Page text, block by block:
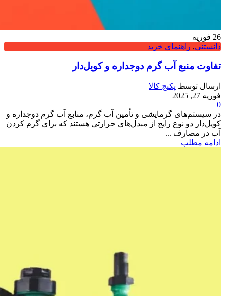
26 فوریه
دانستنی, راهنمای خرید
تفاوت منبع آب گرم دوجداره و کویل‌دار
ارسال توسط پکیج کالا
فوریه 27, 2025
0
در سیستم‌های گرمایشی و تأمین آب گرم، منابع آب گرم دوجداره و
کویل‌دار دو نوع رایج از مبدل‌های حرارتی هستند که برای گرم کردن
آب در مصارف ...
ادامه مطلب